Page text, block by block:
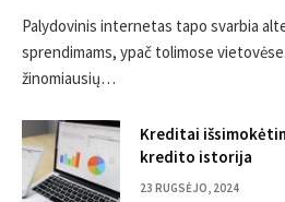
Palydovinis internetas tapo svarbia
sprendimams, ypač tolimose
žinomiausių…
Kreditai
kredito istorija
23 RUGSĖJO, 2024